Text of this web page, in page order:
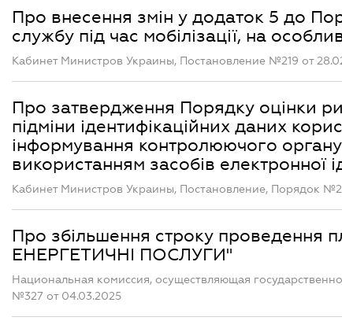
Про внесення змін у додаток 5 до
службу під час мобілізації, на
Кабинет Министров Украины, Постановление №219 от
Про затвердження Порядку оцінки
підміни ідентифікаційних даних
інформування контролюючого
використанням засобів електронної
Кабинет Министров Украины, Постановление, Порядок
Про збільшення строку проведення
ЕНЕРГЕТИЧНІ ПОСЛУГИ"
Национальная комиссия, осуществляющая
№327 от 04.03.2025